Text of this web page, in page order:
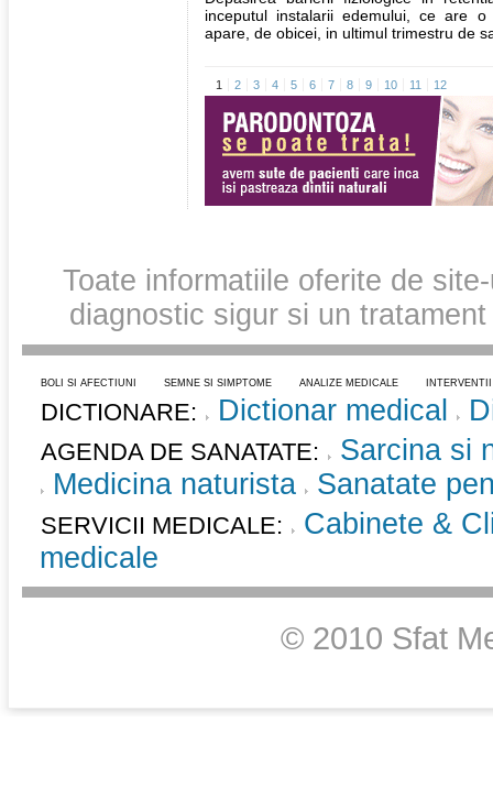
inceputul instalarii edemului, ce are
apare, de obicei, in ultimul trimestru de
1 2 3 4 5 6 7 8 9 10 11 12
Toate informatiile oferite de
diagnostic sigur si un
BOLI SI AFECTIUNI SEMNE SI SIMPTOME ANALIZE MEDICALE
DICTIONARE: Dictionar medical
AGENDA DE SANATATE:
Sarcina si
Medicina naturista
Sanatate
SERVICII MEDICALE:
Cabinete &
medicale
© 2010 Sfat